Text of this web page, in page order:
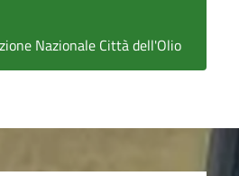
Nazionale Città dell'Olio